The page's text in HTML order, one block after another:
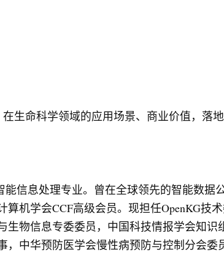
生命科学领域的应用场景、商业价值，落
信息处理专业。曾在全球领先的智能数据
机学会CCF高级会员。现担任OpenKG技
物信息专委委员，中国科技情报学会知识
中华预防医学会慢性病预防与控制分会委